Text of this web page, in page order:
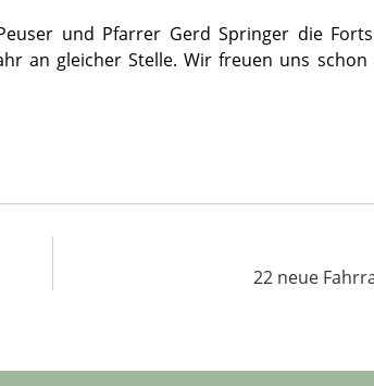
und Pfarrer Gerd Springer die
an gleicher Stelle. Wir freuen uns schon
22 neue